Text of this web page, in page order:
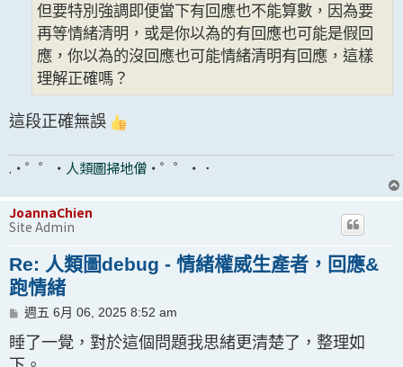
但要特別強調即便當下有回應也不能算數，因為要
再等情緒清明，或是你以為的有回應也可能是假回
應，你以為的沒回應也可能情緒清明有回應，這樣
理解正確嗎？
這段正確無誤
.・゜゜・ 人類圖掃地僧 ・゜゜・．
JoannaChien
Site Admin
Re: 人類圖debug - 情緒權威生產者，回應&
跑情緒
文
週五 6月 06, 2025 8:52 am
睡了一覺，對於這個問題我思緒更清楚了，整理如